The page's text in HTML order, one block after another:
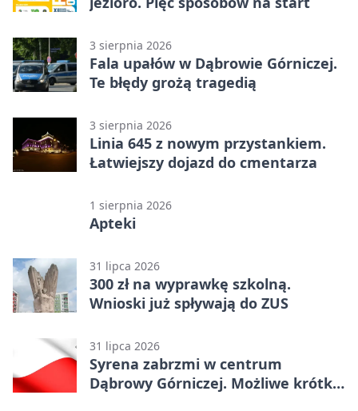
3 sierpnia 2026
Fala upałów w Dąbrowie Górniczej.
Te błędy grożą tragedią
3 sierpnia 2026
Linia 645 z nowym przystankiem.
Łatwiejszy dojazd do cmentarza
1 sierpnia 2026
Apteki
31 lipca 2026
300 zł na wyprawkę szkolną.
Wnioski już spływają do ZUS
31 lipca 2026
Syrena zabrzmi w centrum
Dąbrowy Górniczej. Możliwe krótkie